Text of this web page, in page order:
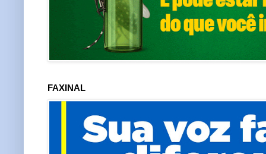
FAXINAL